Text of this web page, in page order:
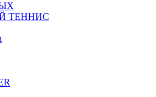
ТЕННИС